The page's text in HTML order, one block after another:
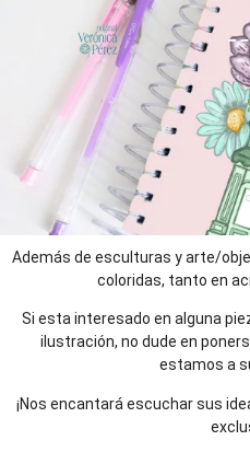
Además de esculturas y arte/
coloridas, tanto en
Si esta interesado en alguna
ilustración, no dude en
estamos a
¡Nos encantará escuchar sus